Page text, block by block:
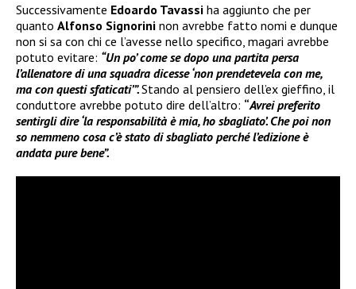
Successivamente Edoardo Tavassi ha aggiunto che per
quanto Alfonso Signorini non avrebbe fatto nomi e dunque
non si sa con chi ce l’avesse nello specifico, magari avrebbe
potuto evitare: “Un po’ come se dopo una partita persa
l’allenatore di una squadra dicesse ‘non prendetevela con me,
ma con questi sfaticati’”.Stando al pensiero dell’ex gieffino, il
conduttore avrebbe potuto dire dell’altro: “Avrei preferito
sentirgli dire ‘la responsabilità è mia, ho sbagliato’. Che poi non
so nemmeno cosa c’è stato di sbagliato perché l’edizione è
andata pure bene”.